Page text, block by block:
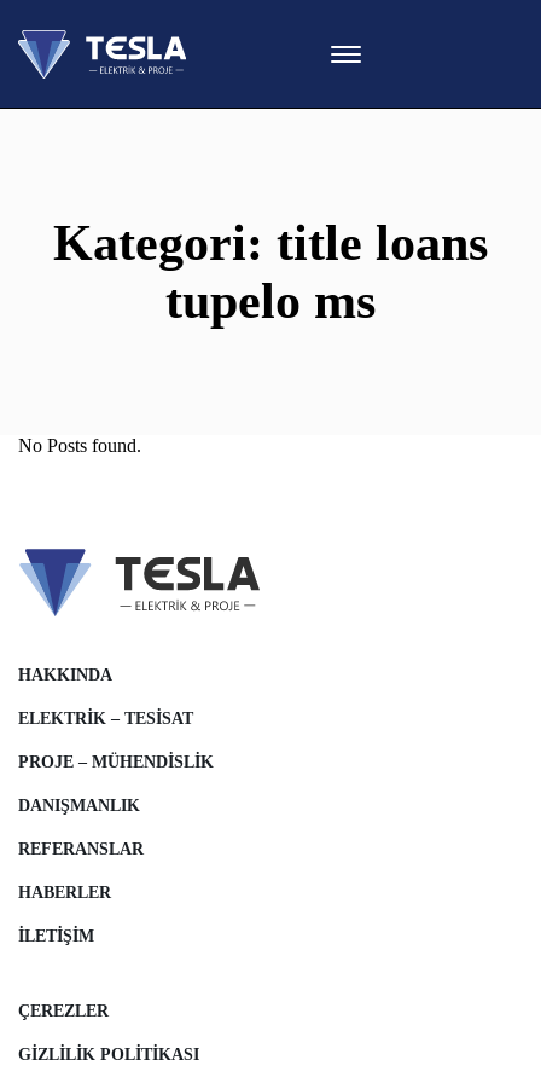
Kategori: title loans
tupelo ms
No Posts found.
HAKKINDA
ELEKTRIK – TESISAT
PROJE – MÜHENDISLIK
DANIŞMANLIK
REFERANSLAR
HABERLER
İLETIŞIM
ÇEREZLER
GIZLILIK POLITIKASI